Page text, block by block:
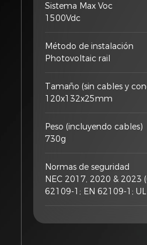
Sistema Max Voc
1500Vdc
Método de instalación
Photovoltaic rail
Tamaño (sin cables y
120x132x25mm
Peso (incluyendo cables)
730g
Normas de seguridad
NEC 2017, 2020 & 2023
62109-1; EN 62109-1;